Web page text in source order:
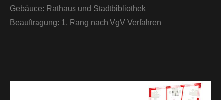
Gebäude: Rathaus und Stadtbibliothek
Beauftragung: 1. Rang nach VgV Verfahren